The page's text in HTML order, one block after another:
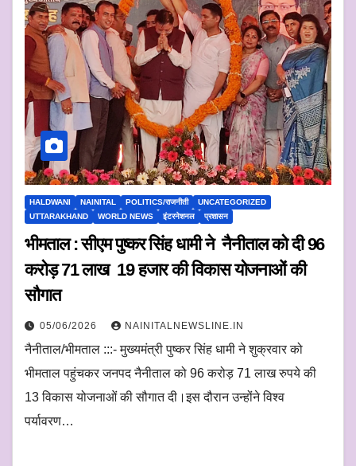
HALDWANI NAINITAL POLITICS/राजनीती
UNCATEGORIZED
UTTARAKHAND
WORLD NEWS इंटरनेशनल प्रशासन
भीमताल : सीएम पुष्कर सिंह धामी ने नैनीताल को दी 96
करोड़ 71 लाख 19 हजार की विकास योजनाओं की
सौगात
05/06/2026 NAINITALNEWSLINE.IN
नैनीताल/भीमताल :::- मुख्यमंत्री पुष्कर सिंह धामी ने शुक्रवार को
भीमताल पहुंचकर जनपद नैनीताल को 96 करोड़ 71 लाख रुपये की
13 विकास योजनाओं की सौगात दी।इस दौरान उन्होंने विश्व
पर्यावरण…